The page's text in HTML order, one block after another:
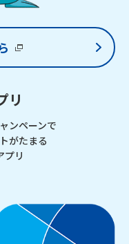
リ
ンペーンで
がたまる
プリ